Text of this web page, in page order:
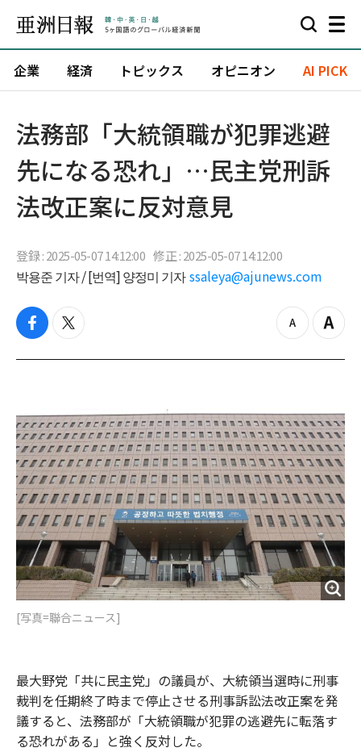
企業 経済 トピックス オピニオン AI PICK
法務部「大統領職が犯罪逃避
先になる恐れ」…民主党刑訴
法改正案に反対意見
登録 : 2025-05-07 14:12:00 修正 : 2025-05-07 14:12:00
박용준 기자 / [번역] 양정미 기자 ssaleya@ajunews.com
f
c
o
k
t
i
r
z
o
t
Z
o
[写真=聯合ニュース]
最大野党「共に民主党」の議員が、大統領当選時に刑事
裁判を任期終了時まで停止させる刑事訴訟法改正案を発
議すると、法務部が「大統領職が犯罪の逃避先に転落す
る恐れがある」と強く反対した。